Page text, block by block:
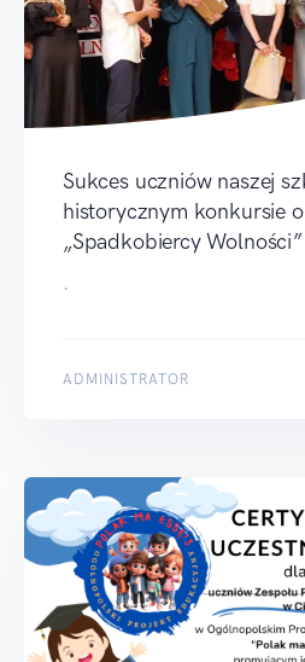
Sukces uczniów naszej
historycznym konkursie
„Spadkobiercy Wolności”
.
ADMINISTRATOR